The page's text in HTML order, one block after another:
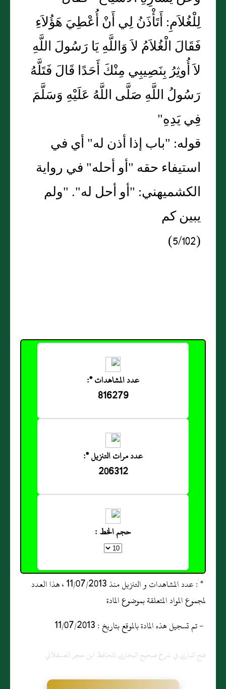
لِلْغُلاَمِ: أَتَأْذَنُ لِي أَنْ أُعْطِيَ هَؤُلاَءِ
فَقَالَ الْغُلاَمُ لاَ وَاللَّهِ يَا رَسُولَ اللَّهِ
لاَ أُوثِرُ بِنَصِيبِي مِنْكَ أَحَدًا قَالَ فَتَلَّهُ
رَسُولُ اللَّهِ صَلَّى اللَّهُ عَلَيْهِ وَسَلَّمَ
فِي يَدِهِ"
قوله: "باب إذا أذن له" أي في
استيفاء حقه "أو أحله" في رواية
الكشميهني: "أو أحل له". "ولم
يبين كم
(5/102)
عدد المشاهدات *:
816279
عدد مرات التنزيل *:
206312
حجم الخط :
* : عدد المشاهدات و التنزيل منذ 11/07/2013 ، هذا العدد
لمجموع المواد المتعلقة بموضوع المادة
- تم تسجيل هذه المادة بالموقع بتاريخ : 11/07/2013
فتح الباري في شرح صحيح البخاري للحافظ ابن حجر العسقلاني